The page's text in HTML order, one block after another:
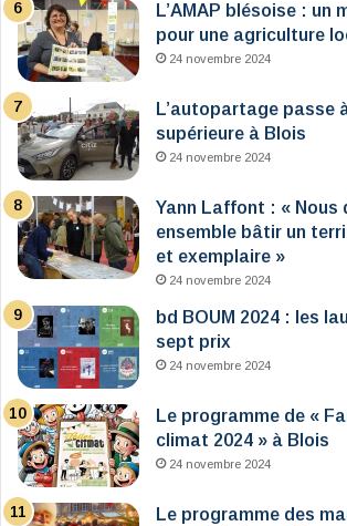
L’AMAP blésoise : un
pour une agriculture
24 novembre 2024
L’autopartage passe
supérieure à Blois
24 novembre 2024
Yann Laffont : « Nous
ensemble bâtir un
et exemplaire »
24 novembre 2024
bd BOUM 2024 : les
sept prix
24 novembre 2024
Le programme de «
climat 2024 » à Blois
24 novembre 2024
Le programme des